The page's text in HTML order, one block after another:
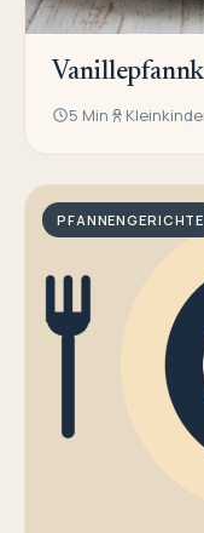
5 Min
PFANNENGERICHTE